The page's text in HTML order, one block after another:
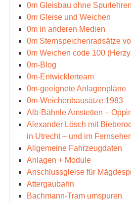
0m Gleisbau ohne Spurlehren
0m Gleise und Weichen
0m in anderen Medien
0m Sternspeichenradsätze
0m Weichen code 100
0m-Blog
0m-Entwicklerteam
0m-geeignete Anlagenpläne
0m-Weichenbausätze 1983
Alb-Bähnle Amstetten –
Alexander Lösch mit
in Utrecht – und im
Allgemeine Fahrzeugdaten
Anlagen + Module
Anschlussgleise für
Attergaubahn
Bachmann-Tram umspuren